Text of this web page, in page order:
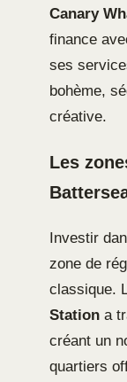
Canary
finance
ses
bohème,
créative.
Les
Investir
zone de
classique.
Station a
créant un
quartiers